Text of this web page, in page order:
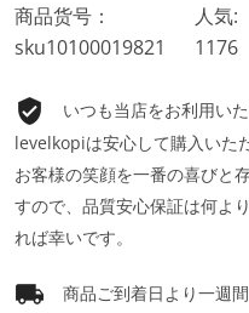
商品货号：
sku10100019821
人気:
1176
いつも当店をお利用い
levelkopiは安心して購入いた
お客様の笑顔を一番の喜びと
すので、品質安心保証は何よ
れば幸いです。
商品ご到着日より一週